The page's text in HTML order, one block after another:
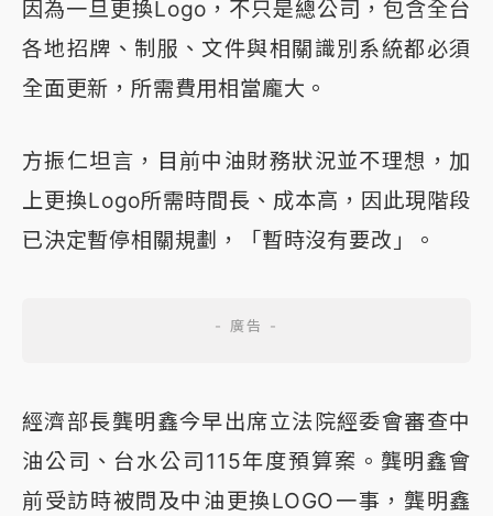
因為一旦更換Logo，不只是總公司，包含全台
各地招牌、制服、文件與相關識別系統都必須
全面更新，所需費用相當龐大。
方振仁坦言，目前中油財務狀況並不理想，加
上更換Logo所需時間長、成本高，因此現階段
已決定暫停相關規劃，「暫時沒有要改」。
經濟部長龔明鑫今早出席立法院經委會審查中
油公司、台水公司115年度預算案。龔明鑫會
前受訪時被問及中油更換LOGO一事，龔明鑫